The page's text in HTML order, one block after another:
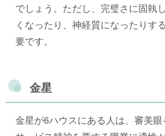
でしょう。ただし、完璧さに固執
くなったり、神経質になったりす
要です。
金星
金星が6ハウスにある人は、審美眼